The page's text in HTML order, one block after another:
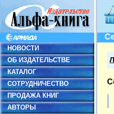
НОВОСТИ
ОБ ИЗДАТЕЛЬСТВЕ
КАТАЛОГ
СОТРУДНИЧЕСТВО
ПРОДАЖА КНИГ
АВТОРЫ